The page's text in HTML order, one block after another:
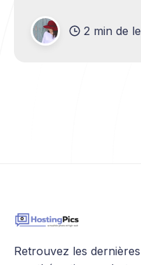
leurs breuvages et
proposer des thés et
2 min de
Retrouvez les